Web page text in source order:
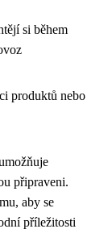
si během
produktů nebo
připraveni.
aby se
příležitosti